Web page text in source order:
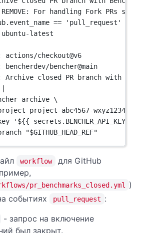
REMOVE: For handling Fork PRs
== 'pull_request' &&
ubuntu-latest
actions/checkout@v6
bencherdev/bencher@main
Archive closed PR branch with
archive \
project-abc4567-
'${{ secrets.BENCHER_API_KEY
"$GITHUB_HEAD_REF"
workflow
для GitHub
pr_benchmarks_closed.yml
)
событиях
pull_request :
- запрос на включение
был закрыт.